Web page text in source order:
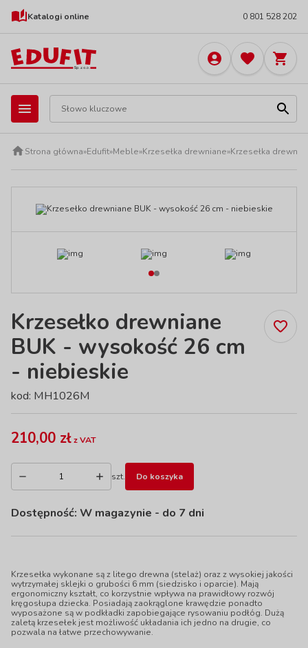
Katalogi online 0 801 528 202
Strona główna»Edufit»Meble»Krzesełka drewniane»Krzesełka
Krzesełko drewniane
BUK - wysokość 26 cm
- niebieskie
kod: MH1026M
210,00 złz VAT
szt. Do koszyka
Dostępność: W magazynie - do 7 dni
Krzesełka wykonane są z litego drewna (stelaż) oraz z wysokiej jakości
wytrzymałej sklejki o grubości 6 mm (siedzisko i oparcie). Mają
ergonomiczny kształt, co korzystnie wpływa na prawidłowy rozwój
kręgosłupa dziecka. Posiadają zaokrąglone krawędzie ponadto
wyposażone są w podkładki zapobiegające rysowaniu podłóg. Dużą
zaletą krzesełek jest możliwość układania ich jedno na drugie, co
pozwala na łatwe przechowywanie.